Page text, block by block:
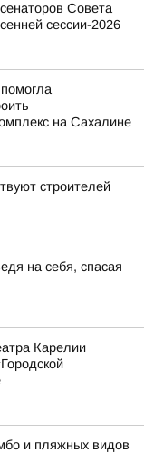
Совета
сессии-2026
на Сахалине
строителей
на себя, спасая
Карелии
и пляжных видов